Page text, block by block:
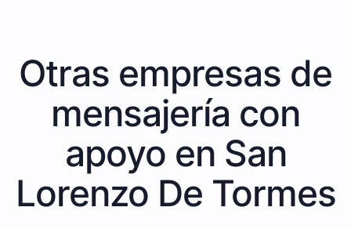
Otras empresas de
mensajería con
apoyo en San
Lorenzo De Tormes